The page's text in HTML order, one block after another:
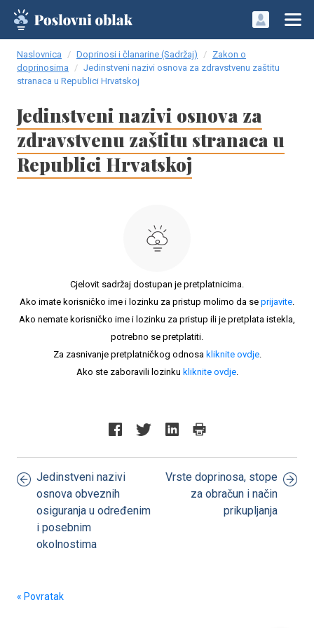
Naslovnica Doprinosi i članarine (Sadržaj)
Zakon o
doprinosima
Jedinstveni nazivi osnova za zdravstvenu zaštitu
stranaca u Republici Hrvatskoj
Jedinstveni nazivi osnova za
zdravstvenu zaštitu stranaca u
Republici Hrvatskoj
Cjelovit sadržaj dostupan je pretplatnicima.
Ako imate korisničko ime i lozinku za pristup molimo da se prijavite.
Ako nemate korisničko ime i lozinku za pristup ili je pretplata istekla,
potrebno se pretplatiti.
Za zasnivanje pretplatničkog odnosa kliknite ovdje.
Ako ste zaboravili lozinku kliknite ovdje.
Jedinstveni nazivi
osnova obveznih
osiguranja u određenim
i posebnim
okolnostima
Vrste doprinosa, stope
za obračun i način
prikupljanja
« Povratak